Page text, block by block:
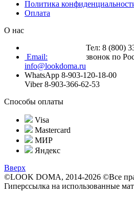
Политика
Оплата
О нас
Тел: 8 (800)
звонок по
Email:
info@lookdoma.ru
WhatsApp 8-903-120-18-00
Viber 8-903-366-62-53
Способы оплаты
Visa
Mastercard
МИР
Яндекс
Вверх
©LOOK DOMA, 2014-2026 ©Все
Гиперссылка на использованные